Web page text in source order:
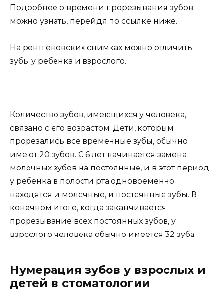
Подробнее о времени прорезывания зубов
можно узнать, перейдя по ссылке ниже.
На рентгеновских снимках можно отличить
зубы у ребенка и взрослого.
Количество зубов, имеющихся у человека,
связано с его возрастом. Дети, которым
прорезались все временные зубы, обычно
имеют 20 зубов. С 6 лет начинается замена
молочных зубов на постоянные, и в этот период
у ребенка в полости рта одновременно
находятся и молочные, и постоянные зубы. В
конечном итоге, когда заканчивается
прорезывание всех постоянных зубов, у
взрослого человека обычно имеется 32 зуба.
Нумерация зубов у взрослых и
детей в стоматологии